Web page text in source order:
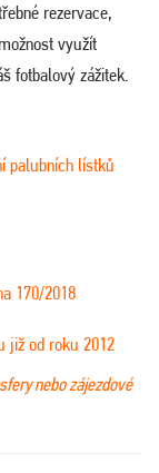
rezervace,
využít
fotbalový zážitek.
palubních lístků
170/2018
již od roku 2012
nebo zájezdové